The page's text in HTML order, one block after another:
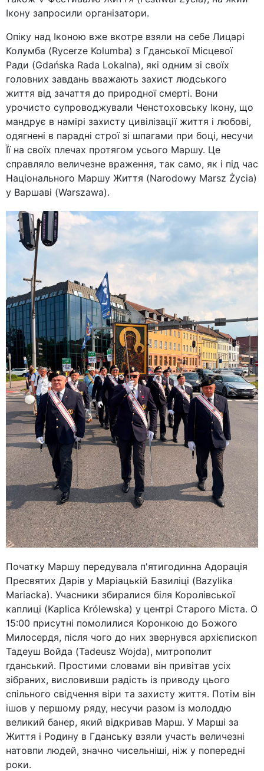
Ікону запросили організатори.
Опіку над Іконою вже вкотре взяли на себе Лицарі
Колумба (Rycerze Kolumba) з Гданської Місцевої
Ради (Gdańska Rada Lokalna), які одним зі своїх
головних завдань вважають захист людського
життя від зачаття до природної смерті. Вони
урочисто супроводжували Ченстоховську Ікону, що
мандрує в намірі захисту цивілізації життя і любові,
одягнені в парадні строї зі шпагами при боці, несучи
Її на своїх плечах протягом усього Маршу. Це
справляло величезне враження, так само, як і під час
Національного Маршу Життя (Narodowy Marsz Życia)
у Варшаві (Warszawa).
Початку Маршу передувала п'ятигодинна Адорація
Пресвятих Дарів у Маріацькій Базиліці (Bazylika
Mariacka). Учасники збиралися біля Королівської
каплиці (Kaplica Królewska) у центрі Старого Міста. О
15:00 присутні помолилися Коронкою до Божого
Милосердя, після чого до них звернувся архієпископ
Тадеуш Войда (Tadeusz Wojda), митрополит
гданський. Простими словами він привітав усіх
зібраних, висловивши радість із приводу цього
спільного свідчення віри та захисту життя. Потім він
ішов у першому ряду, несучи разом із молоддю
великий банер, який відкривав Марш. У Марші за
Життя і Родину в Гданську взяли участь величезні
натовпи людей, значно чисельніші, ніж у попередні
роки.